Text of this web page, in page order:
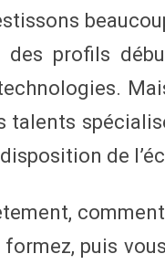
profils
talents
de
puis